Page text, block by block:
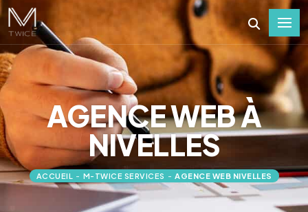
AGENCE WEB À
NIVELLES
ACCUEIL - M-TWICE SERVICES - AGENCE WEB NIVELLES